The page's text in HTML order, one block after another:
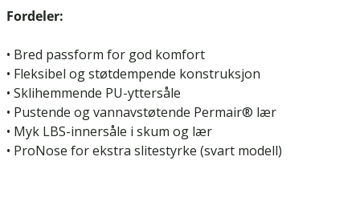
Fordeler:
• Bred passform for god komfort
• Fleksibel og støtdempende konstruksjon
• Sklihemmende PU-yttersåle
• Pustende og vannavstøtende Permair® lær
• Myk LBS-innersåle i skum og lær
• ProNose for ekstra slitestyrke (svart modell)